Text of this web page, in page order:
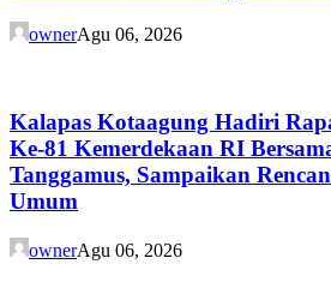
ownerAgu 06, 2026
Kalapas Kotaagung Hadiri
Ke-81 Kemerdekaan RI
Tanggamus, Sampaikan
Umum
ownerAgu 06, 2026